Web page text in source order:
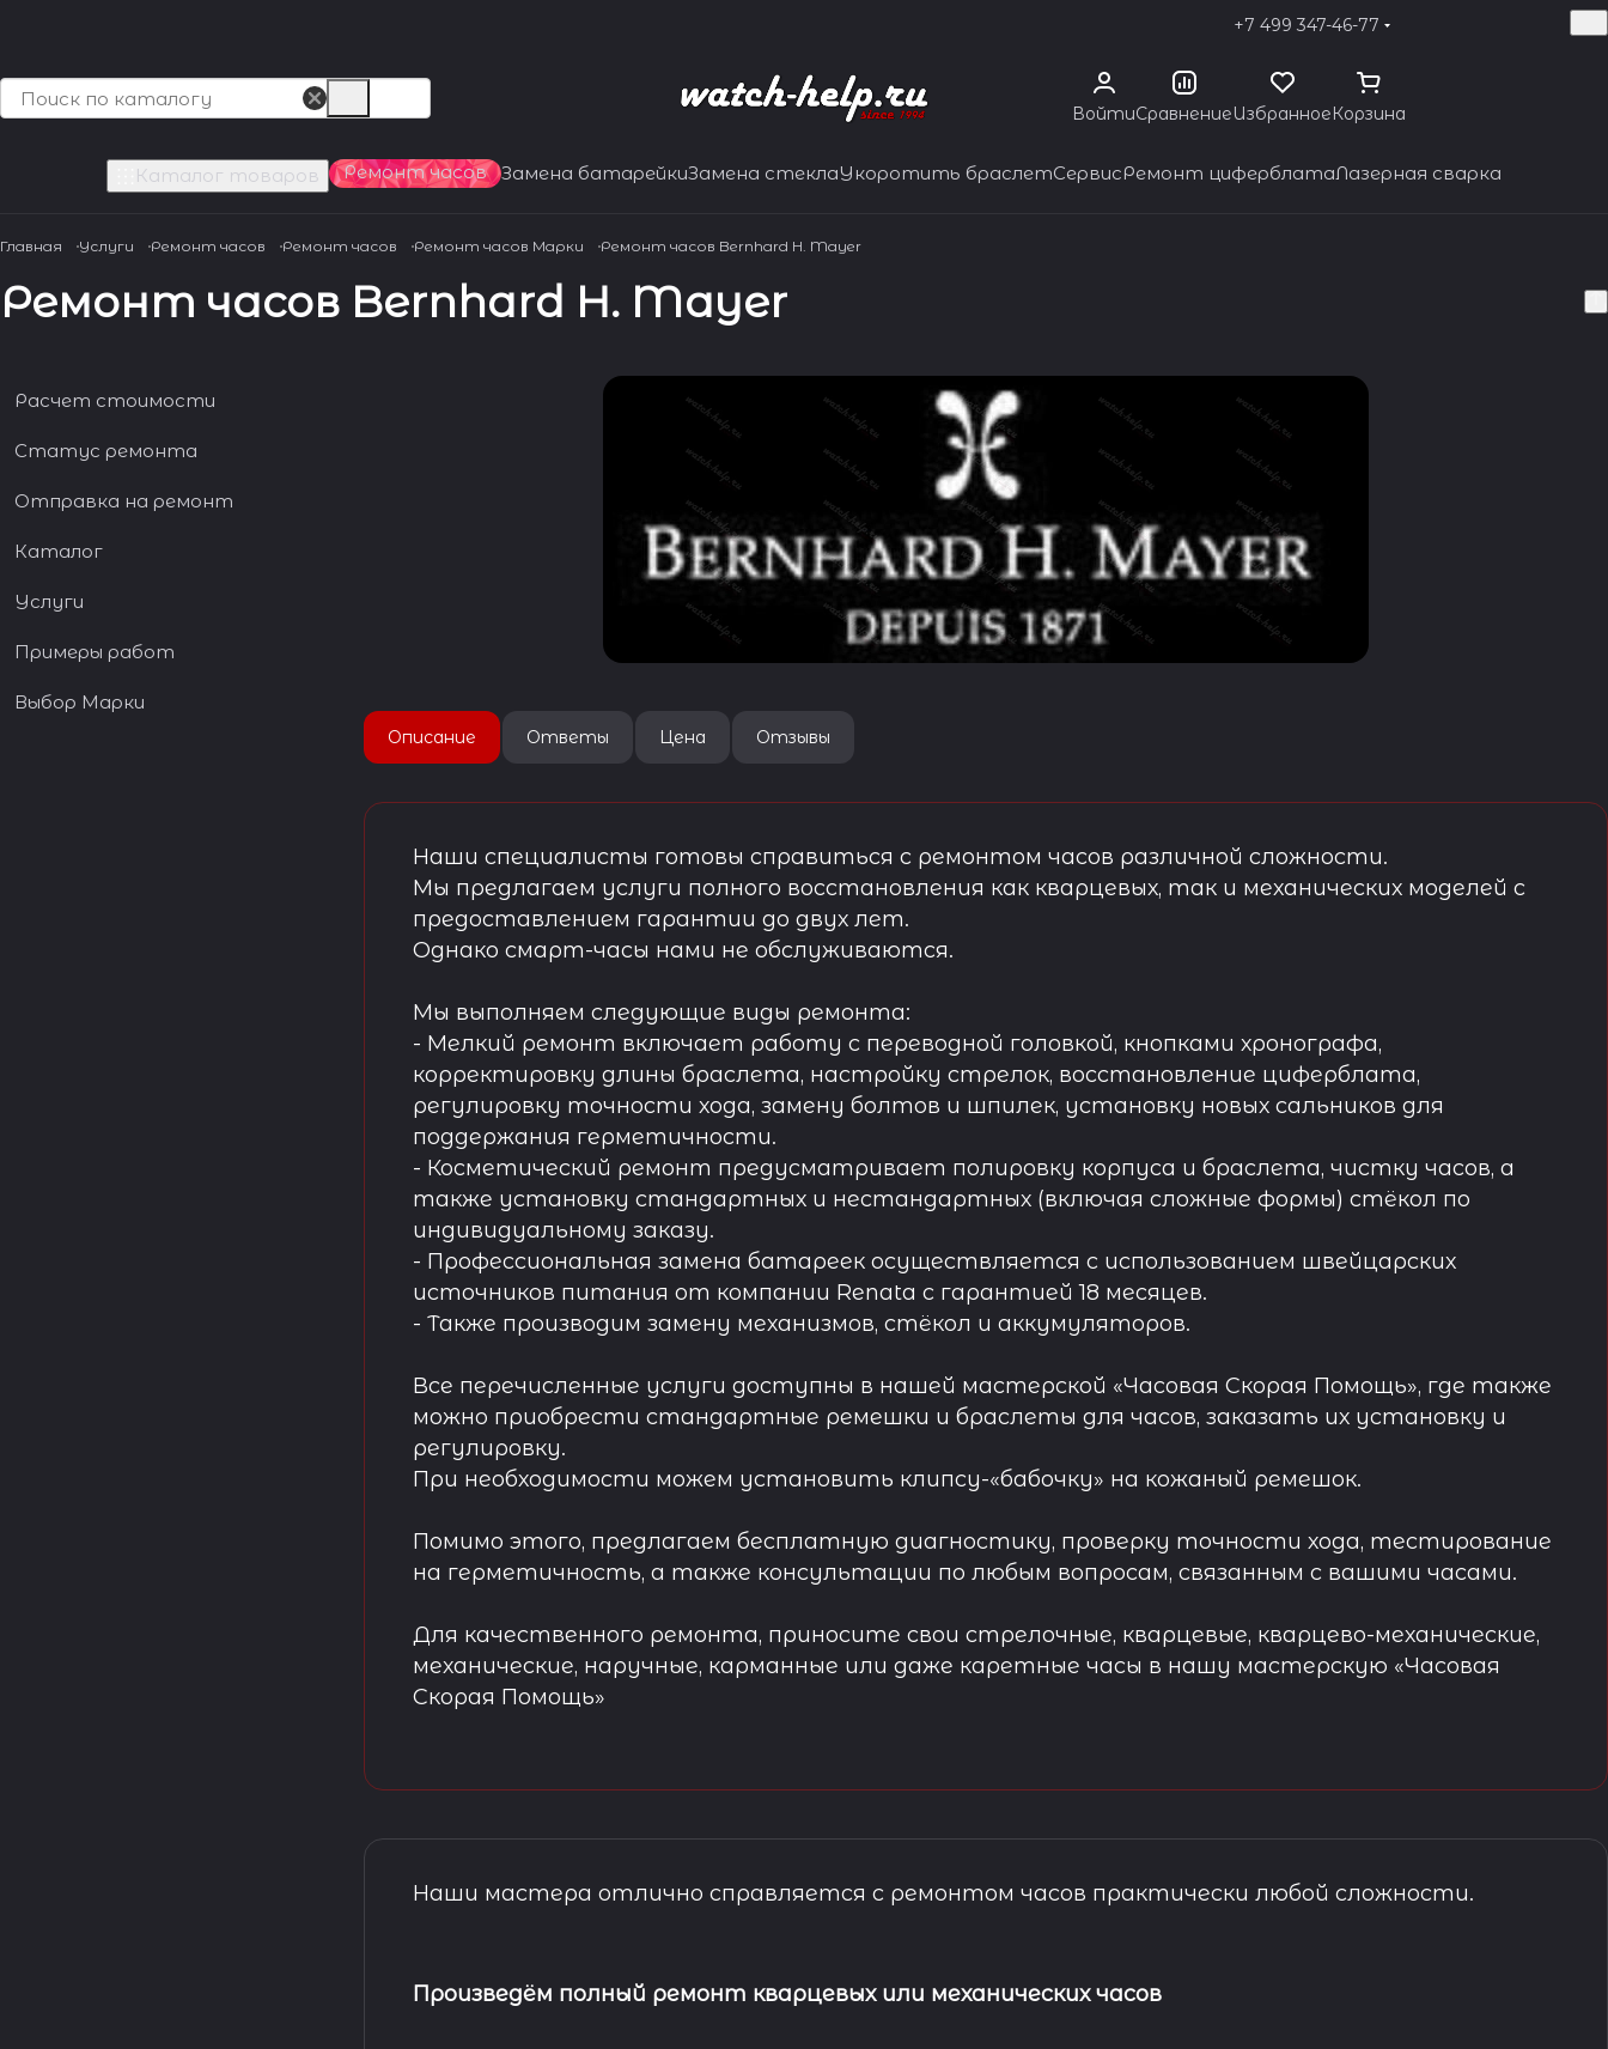
+7 499 347-46-77
ВойтиСравнениеИзбранноеКорзина
Каталог товаров Ремонт часов Замена батарейкиЗамена стеклаУкоротить браслетСервисРемонт циферблатаЛазерная сварка
Главная Услуги Ремонт часов Ремонт часов Ремонт часов Марки Ремонт часов Bernhard H. Mayer
Ремонт часов Bernhard H. Mayer
Описание Ответы Цена Отзывы
Наши специалисты готовы справиться с ремонтом часов различной сложности.
Мы предлагаем услуги полного восстановления как кварцевых, так и механических моделей с
предоставлением гарантии до двух лет.
Однако смарт-часы нами не обслуживаются.
Мы выполняем следующие виды ремонта:
- Мелкий ремонт включает работу с переводной головкой, кнопками хронографа,
корректировку длины браслета, настройку стрелок, восстановление циферблата,
регулировку точности хода, замену болтов и шпилек, установку новых сальников для
поддержания герметичности.
- Косметический ремонт предусматривает полировку корпуса и браслета, чистку часов, а
также установку стандартных и нестандартных (включая сложные формы) стёкол по
индивидуальному заказу.
- Профессиональная замена батареек осуществляется с использованием швейцарских
источников питания от компании Renata с гарантией 18 месяцев.
- Также производим замену механизмов, стёкол и аккумуляторов.
Все перечисленные услуги доступны в нашей мастерской «Часовая Скорая Помощь», где также
можно приобрести стандартные ремешки и браслеты для часов, заказать их установку и
регулировку.
При необходимости можем установить клипсу-«бабочку» на кожаный ремешок.
Помимо этого, предлагаем бесплатную диагностику, проверку точности хода, тестирование
на герметичность, а также консультации по любым вопросам, связанным с вашими часами.
Для качественного ремонта, приносите свои стрелочные, кварцевые, кварцево-механические,
механические, наручные, карманные или даже каретные часы в нашу мастерскую «Часовая
Скорая Помощь»
Наши мастера отлично справляется с ремонтом часов практически любой сложности.
Произведём полный ремонт кварцевых или механических часов
Расчет стоимости
Статус ремонта
Отправка на ремонт
Каталог
Услуги
Примеры работ
Выбор Марки